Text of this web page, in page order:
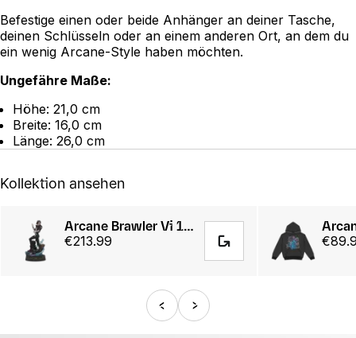
Befestige einen oder beide Anhänger an deiner Tasche,
deinen Schlüsseln oder an einem anderen Ort, an dem du
ein wenig Arcane-Style haben möchten.
Ungefähre Maße:
Höhe: 21,0 cm
Breite: 16,0 cm
Länge: 26,0 cm
Kollektion ansehen
Arcane Brawler Vi 1/7 Scale Statue
€213.99